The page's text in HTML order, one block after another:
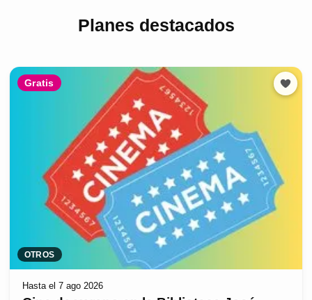
Planes destacados
Gratis
OTROS
Hasta el 7 ago 2026